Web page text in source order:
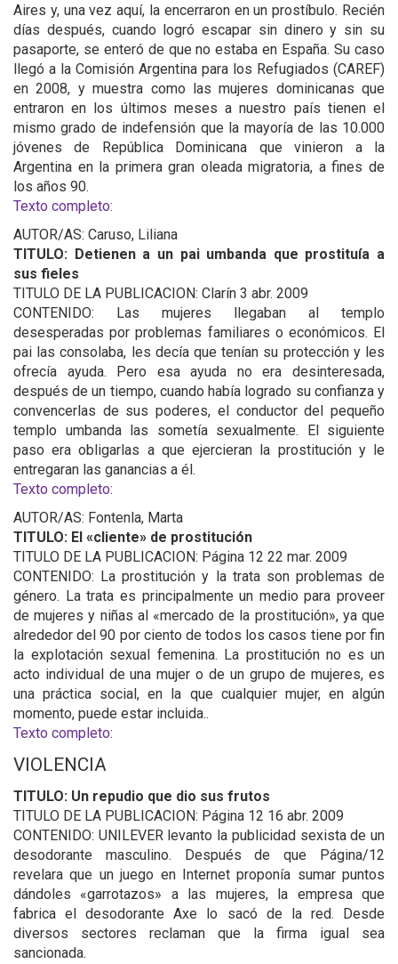
Aires y, una vez aquí, la encerraron en un prostíbulo. Recién
días después, cuando logró escapar sin dinero y sin su
pasaporte, se enteró de que no estaba en España. Su caso
llegó a la Comisión Argentina para los Refugiados (CAREF)
en 2008, y muestra como las mujeres dominicanas que
entraron en los últimos meses a nuestro país tienen el
mismo grado de indefensión que la mayoría de las 10.000
jóvenes de República Dominicana que vinieron a la
Argentina en la primera gran oleada migratoria, a fines de
los años 90.
Texto completo:
AUTOR/AS: Caruso, Liliana
TITULO: Detienen a un pai umbanda que prostituía a
sus fieles
TITULO DE LA PUBLICACION: Clarín 3 abr. 2009
CONTENIDO: Las mujeres llegaban al templo
desesperadas por problemas familiares o económicos. El
pai las consolaba, les decía que tenían su protección y les
ofrecía ayuda. Pero esa ayuda no era desinteresada,
después de un tiempo, cuando había logrado su confianza y
convencerlas de sus poderes, el conductor del pequeño
templo umbanda las sometía sexualmente. El siguiente
paso era obligarlas a que ejercieran la prostitución y le
entregaran las ganancias a él.
Texto completo:
AUTOR/AS: Fontenla, Marta
TITULO: El «cliente» de prostitución
TITULO DE LA PUBLICACION: Página 12 22 mar. 2009
CONTENIDO: La prostitución y la trata son problemas de
género. La trata es principalmente un medio para proveer
de mujeres y niñas al «mercado de la prostitución», ya que
alrededor del 90 por ciento de todos los casos tiene por fin
la explotación sexual femenina. La prostitución no es un
acto individual de una mujer o de un grupo de mujeres, es
una práctica social, en la que cualquier mujer, en algún
momento, puede estar incluida..
Texto completo:
VIOLENCIA
TITULO: Un repudio que dio sus frutos
TITULO DE LA PUBLICACION: Página 12 16 abr. 2009
CONTENIDO: UNILEVER levanto la publicidad sexista de un
desodorante masculino. Después de que Página/12
revelara que un juego en Internet proponía sumar puntos
dándoles «garrotazos» a las mujeres, la empresa que
fabrica el desodorante Axe lo sacó de la red. Desde
diversos sectores reclaman que la firma igual sea
sancionada.